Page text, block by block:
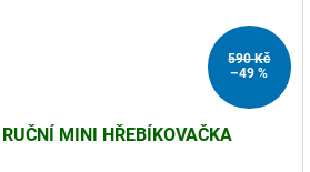
590 Kč
–49 %
RUČNÍ MINI HŘEBÍKOVAČKA